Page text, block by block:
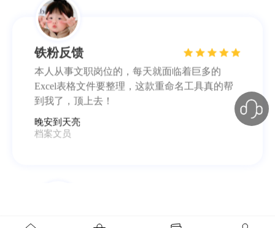
铁粉反馈
本人从事文职岗位的，每天就面临着巨多的
Excel表格文件要整理，这款重命名工具真的帮
到我了，顶上去！
晚安到天亮
档案文员